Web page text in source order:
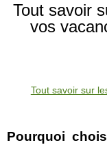
Tout savoir
vos
Tout savoir sur
Pourquoi